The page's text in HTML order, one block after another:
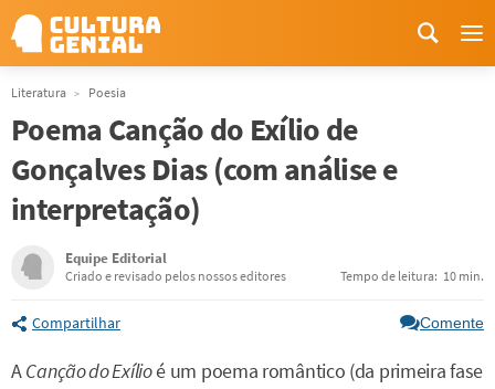
Literatura Poesia
Poema Canção do Exílio de
Gonçalves Dias (com análise e
interpretação)
Equipe Editorial
Criado e revisado pelos nossos editores Tempo de leitura: 10 min.
Compartilhar Comente
ACanção do Exílioé um poema romântico (da primeira fase